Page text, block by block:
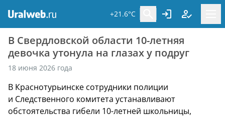
+21.6°C
В Свердловской области 10-летняя
девочка утонула на глазах у подруг
18 июня 2026 года
В Краснотурьинске сотрудники полиции
и Следственного комитета устанавливают
обстоятельства гибели 10-летней школьницы,